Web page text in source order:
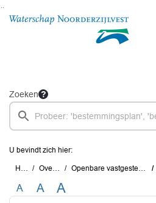
Ga naar de inhoud van deze pagina
Ga naar het zoeken
Ga naar het menu
Zoeken
U bevindt zich hier:
Home Overzichten Openbare vastgestelde besluitenlijst DB
A A A